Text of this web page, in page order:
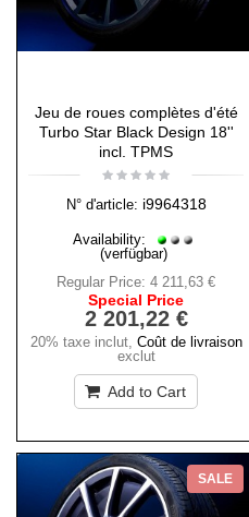
Jeu de roues complètes d'été
Turbo Star Black Design 18''
incl. TPMS
N° d'article: i9964318
Availability:
(verfügbar)
Regular Price: 4 211,63 €
Special Price
2 201,22 €
20% taxe inclut, Coût de livraison
exclut
Add to Cart
SALE